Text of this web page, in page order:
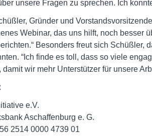
unsere Fragen zu sprechen. Ich
Gründer und
Webinar, das uns hilft, noch besser
Besonders freut sich Schüßler,
“Ich finde es toll, dass so viele
wir mehr Unterstützer für unsere
e.V.
Aschaffenburg e. G.
2514 0000 4739 01